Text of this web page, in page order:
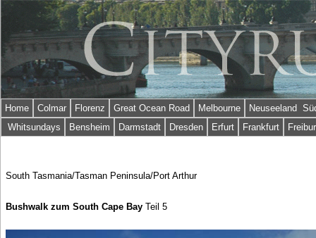
Home Colmar Florenz Great Ocean Road Melbourne
Neuseeland
Whitsundays
Bensheim Darmstadt Dresden Erfurt Frankfurt
South Tasmania/Tasman Peninsula/Port Arthur
Bushwalk zum South Cape Bay Teil 5